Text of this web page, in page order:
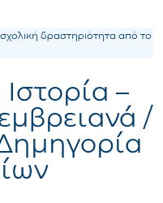
δραστηριότητα από το
–
/